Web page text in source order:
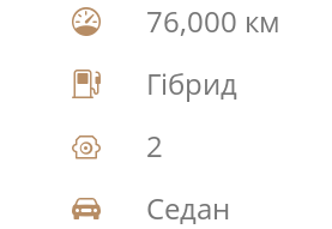
76,000 км
Гібрид
2
Седан